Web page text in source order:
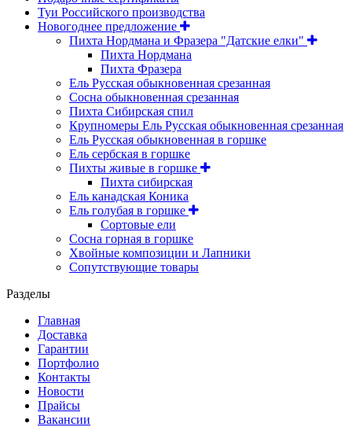
Туи Российского производства
Новогоднее предложение
Пихта Нордмана и Фразера "Датские елки"
Пихта Нордмана
Пихта Фразера
Ель Русская обыкновенная срезанная
Сосна обыкновенная срезанная
Пихта Сибирская спил
Крупномеры Ель Русская обыкновенная срезанная
Ель Русская обыкновенная в горшке
Ель сербская в горшке
Пихты живые в горшке
Пихта сибирская
Ель канадская Коника
Ель голубая в горшке
Сортовые ели
Сосна горная в горшке
Хвойные композиции и Лапники
Сопутствующие товары
Разделы
Главная
Доставка
Гарантии
Портфолио
Контакты
Новости
Прайсы
Вакансии